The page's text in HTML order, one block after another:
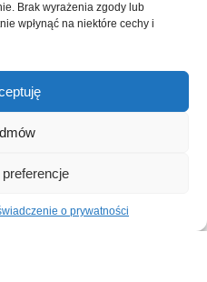
Brak wyrażenia zgody lub
wpłynąć na niektóre cechy i
o prywatności